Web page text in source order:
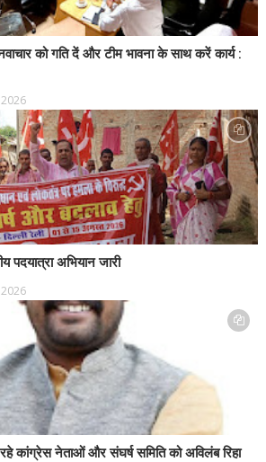
को गति दें और टीम भावना के साथ करें कार्य :
पदयात्रा अभियान जारी
कांग्रेस नेताओं और संघर्ष समिति को अविलंब रिहा